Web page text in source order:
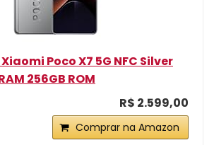
Poco X7 5G NFC Silver
256GB ROM
R$ 2.599,00
Comprar na Amazon